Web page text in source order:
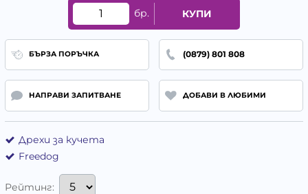
бр. КУПИ
БЪРЗА ПОРЪЧКА (0879) 801 808
НАПРАВИ ЗАПИТВАНЕ ДОБАВИ В ЛЮБИМИ
Дрехи за кучета
Freedog
Рейтинг: